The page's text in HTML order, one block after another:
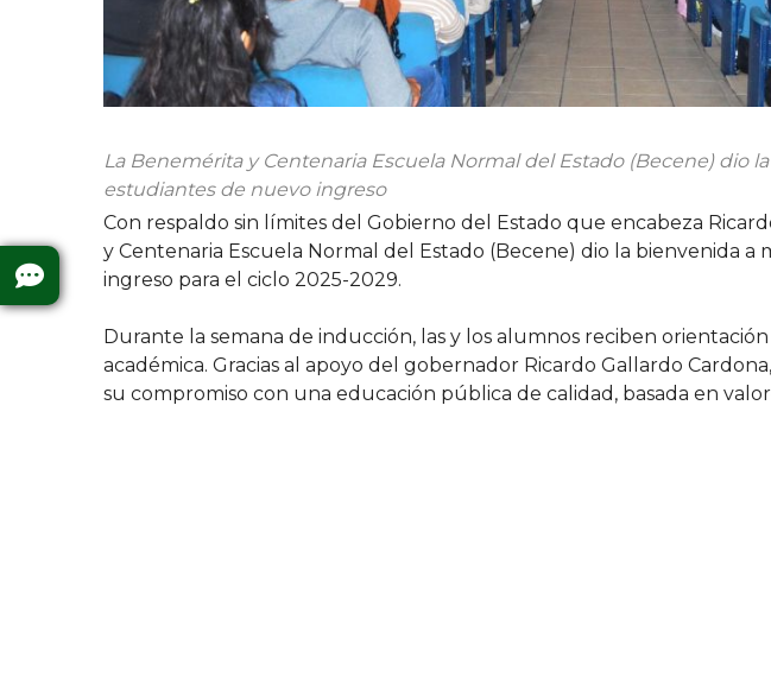
La Benemérita y Centenaria Escuela Normal del Estado (Becene) dio
estudiantes de nuevo ingreso
Con respaldo sin límites del Gobierno del Estado que encabeza
y Centenaria Escuela Normal del Estado (Becene) dio la bienvenida a
ingreso para el ciclo 2025-2029.
Durante la semana de inducción, las y los alumnos reciben
académica. Gracias al apoyo del gobernador Ricardo Gallardo
su compromiso con una educación pública de calidad, basada en